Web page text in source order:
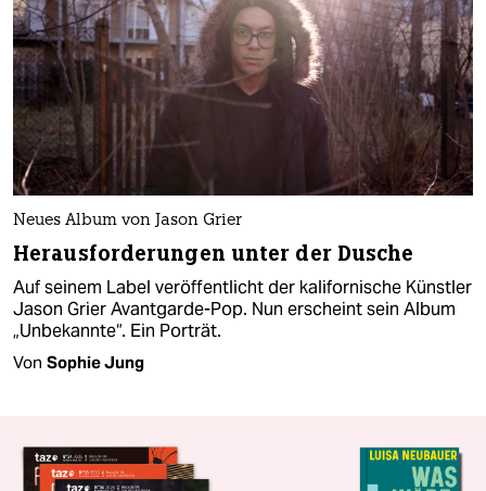
Neues Album von Jason Grier
Herausforderungen unter der Dusche
Auf seinem Label veröffentlicht der kalifornische Künstler
Jason Grier Avantgarde-Pop. Nun erscheint sein Album
„Unbekannte“. Ein Porträt.
Von Sophie Jung